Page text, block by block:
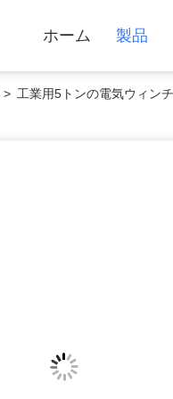
ホーム 製品
> 工業用5トンの電気ウィン